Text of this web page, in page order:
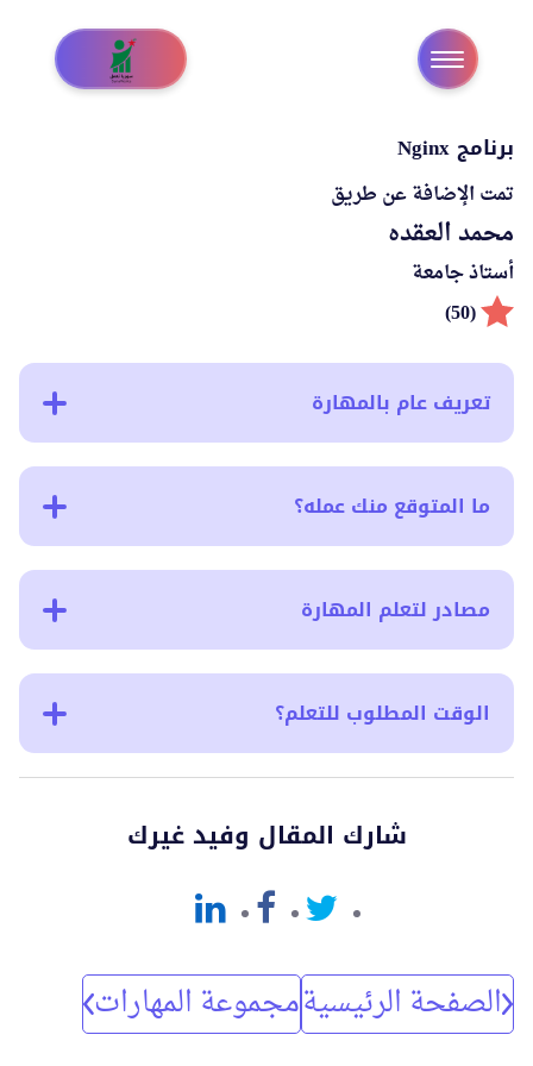
برنامج Nginx
تمت الإضافة عن طريق
محمد العقده
أستاذ جامعة
(50)
تعريف عام بالمهارة
ما المتوقع منك عمله؟
مصادر لتعلم المهارة
الوقت المطلوب للتعلم؟
شارك المقال وفيد غيرك
الصفحة الرئيسيةمجموعة المهارات